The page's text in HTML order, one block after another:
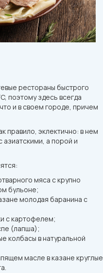
рестораны быстрого
поэтому здесь всегда
и в своем городе, причем
правило, эклектично: в нем
а порой и
мяса с крупно
бульоне;
молодая баранина с
с картофелем;
(лапша);
колбасы в натуральной
масле в казане круглые